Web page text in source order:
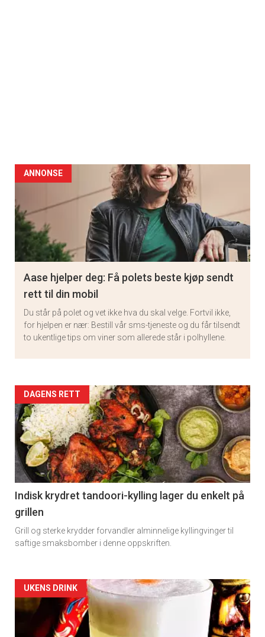
ANNONSE
Aase hjelper deg: Få polets beste kjøp sendt
rett til din mobil
Du står på polet og vet ikke hva du skal velge. Fortvil ikke,
for hjelpen er nær: Bestill vår sms-tjeneste og du får tilsendt
to ukentlige tips om viner som allerede står i polhyllene.
Artikler
detail
-
section
11
DAGENS RETT
Indisk krydret tandoori-kylling lager du enkelt på
grillen
Grill og sterke krydder forvandler alminnelige kyllingvinger til
saftige smaksbomber i denne oppskriften.
Artikler
detail
UKENS DRINK